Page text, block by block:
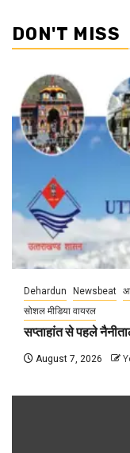
DON'T MISS
Dehardun Newsbeat
सोशल मीडिया वायरल
सप्ताहांत से पहले
August 7, 2026